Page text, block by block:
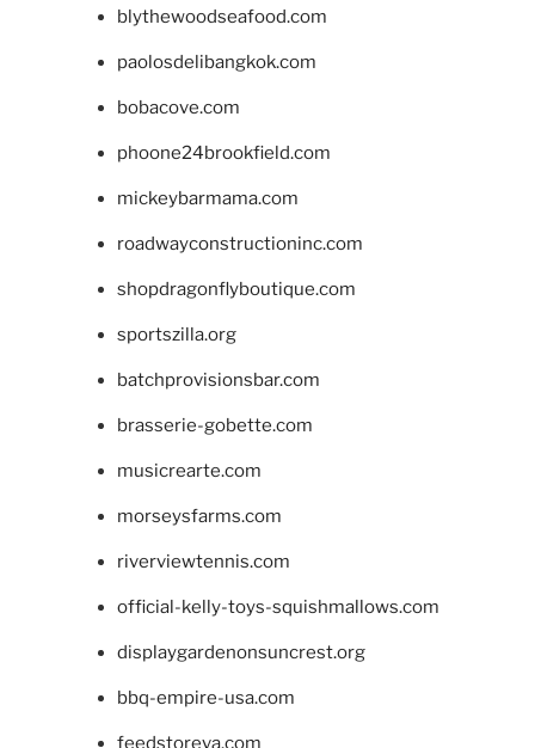
blythewoodseafood.com
paolosdelibangkok.com
bobacove.com
phoone24brookfield.com
mickeybarmama.com
roadwayconstructioninc.com
shopdragonflyboutique.com
sportszilla.org
batchprovisionsbar.com
brasserie-gobette.com
musicrearte.com
morseysfarms.com
riverviewtennis.com
official-kelly-toys-squishmallows.com
displaygardenonsuncrest.org
bbq-empire-usa.com
feedstoreva.com